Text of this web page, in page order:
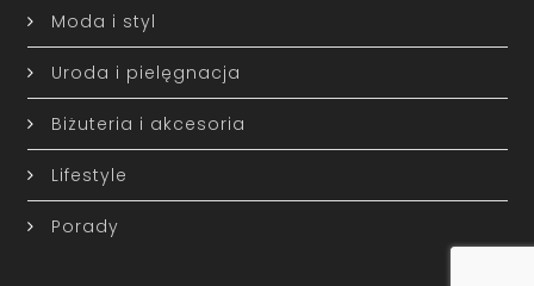
Moda i styl
Uroda i pielęgnacja
Biżuteria i akcesoria
Lifestyle
Porady